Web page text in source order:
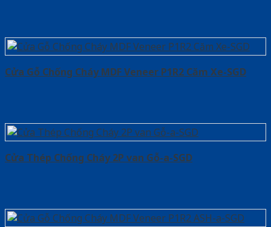
Cửa Gỗ Chống Cháy MDF Veneer P1R2 Căm Xe-SGD
Cửa Thép Chống Cháy 2P van Gỗ-a-SGD